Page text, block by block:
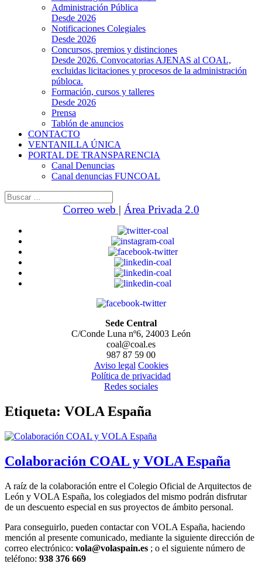
Administración Pública
Desde 2026
Notificaciones Colegiales
Desde 2026
Concursos, premios y distinciones
Desde 2026. Convocatorias AJENAS al COAL,
excluidas licitaciones y procesos de la administración
públoca.
Formación, cursos y talleres
Desde 2026
Prensa
Tablón de anuncios
CONTACTO
VENTANILLA ÚNICA
PORTAL DE TRANSPARENCIA
Canal Denuncias
Canal denuncias FUNCOAL
Buscar:
Correo web | Área Privada 2.0
Sede Central
C/Conde Luna nº6, 24003 León
coal@coal.es
987 87 59 00
Aviso legal Cookies
Política de privacidad
Redes sociales
Etiqueta: VOLA España
Colaboración COAL y VOLA España
A raíz de la colaboración entre el Colegio Oficial de Arquitectos de
León y VOLA España, los colegiados del mismo podrán disfrutar
de un descuento especial en sus proyectos de ámbito personal.
Para conseguirlo, pueden contactar con VOLA España, haciendo
mención al presente comunicado, mediante la siguiente dirección de
correo electrónico: vola@volaspain.es ; o el siguiente número de
teléfono: 938 376 669